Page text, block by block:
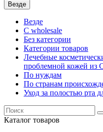
Везде
Везде
C wholesale
Без категории
Категории товаров
Лечебные
проблемной кожей
По нуждам
По странам
Уход за полостью рта
Каталог товаров